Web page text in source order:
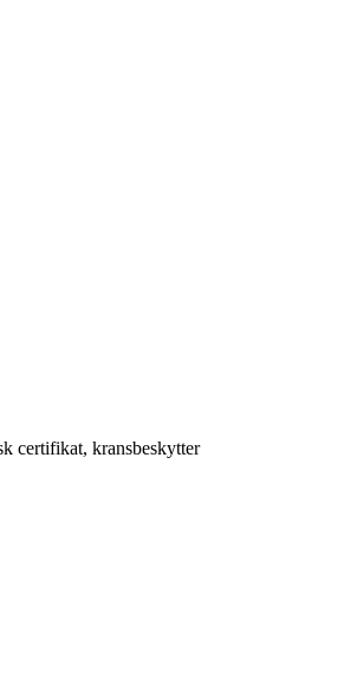
certifikat, kransbeskytter